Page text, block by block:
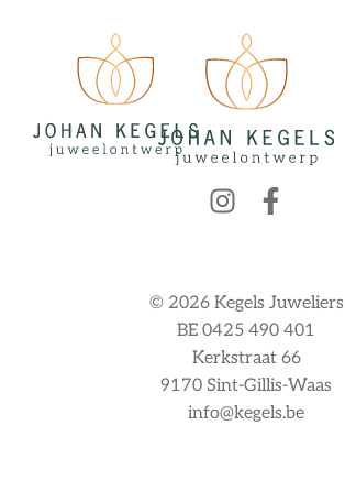
© 2026 Kegels Juweliers
BE 0425 490 401
Kerkstraat 66
9170 Sint-Gillis-Waas
info@kegels.be